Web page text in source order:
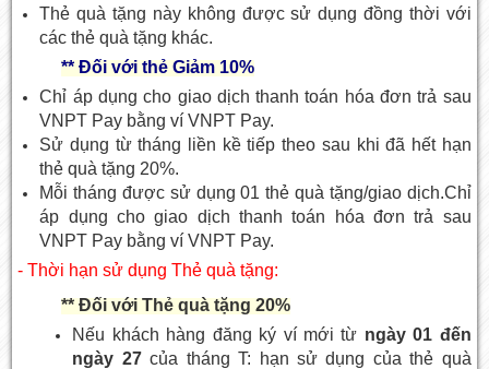
Thẻ quà tặng này không được sử dụng đồng thời với
các thẻ quà tặng khác.
** Đối với thẻ Giảm 10%
Chỉ áp dụng cho giao dịch thanh toán hóa đơn trả sau
VNPT Pay bằng ví VNPT Pay.
Sử dụng từ tháng liền kề tiếp theo sau khi đã hết hạn
thẻ quà tặng 20%.
Mỗi tháng được sử dụng 01 thẻ quà tặng/giao dịch.Chỉ
áp dụng cho giao dịch thanh toán hóa đơn trả sau
VNPT Pay bằng ví VNPT Pay.
- Thời hạn sử dụng Thẻ quà tặng:
** Đối với Thẻ quà tặng 20%
Nếu khách hàng đăng ký ví mới từ ngày 01 đến
ngày 27của tháng T: hạn sử dụng của thẻ quà